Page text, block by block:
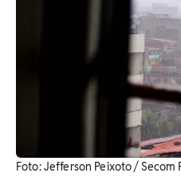
Foto: Jefferson Peixoto / Secom